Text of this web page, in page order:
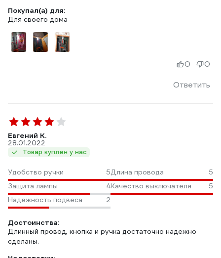
Покупал(а) для:
Для своего дома
Ответить
0 0
Евгений К.
28.01.2022
Товар куплен у нас
Удобство ручки 5Длина провода
5
Защита лампы
4Качество выключателя
5
Надежность подвеса
2
Достоинства:
Длинный провод, кнопка и ручка достаточно надежно
сделаны.